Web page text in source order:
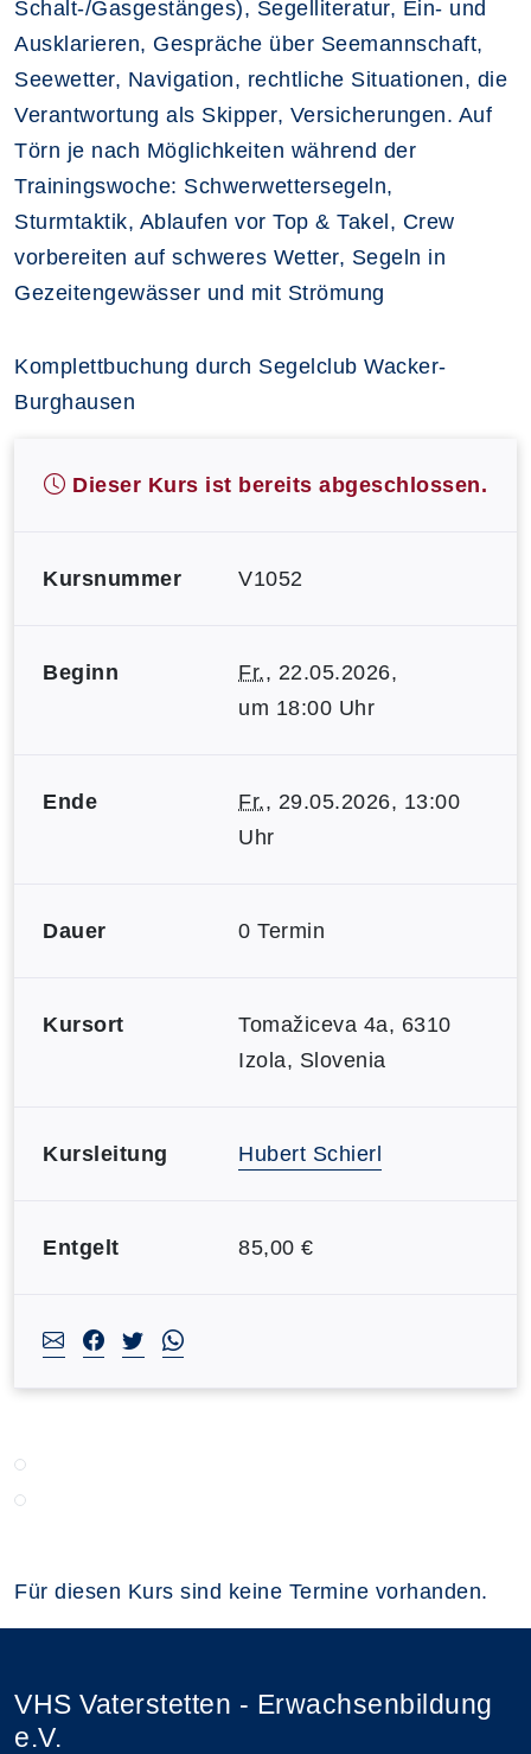
Schalt-/Gasgestänges), Segelliteratur, Ein- und
Ausklarieren, Gespräche über Seemannschaft,
Seewetter, Navigation, rechtliche Situationen, die
Verantwortung als Skipper, Versicherungen. Auf
Törn je nach Möglichkeiten während der
Trainingswoche: Schwerwettersegeln,
Sturmtaktik, Ablaufen vor Top & Takel, Crew
vorbereiten auf schweres Wetter, Segeln in
Gezeitengewässer und mit Strömung
Komplettbuchung durch Segelclub Wacker-
Burghausen
Dieser Kurs ist bereits abgeschlossen.
Kursnummer V1052
Beginn Fr., 22.05.2026,
um 18:00 Uhr
Ende Fr., 29.05.2026, 13:00
Uhr
Dauer 0 Termin
Kursort
Tomažiceva 4a, 6310
Izola, Slovenia
Kursleitung Hubert Schierl
Entgelt 85,00 €
Für diesen Kurs sind keine Termine vorhanden.
VHS Vaterstetten - Erwachsenbildung
e.V.